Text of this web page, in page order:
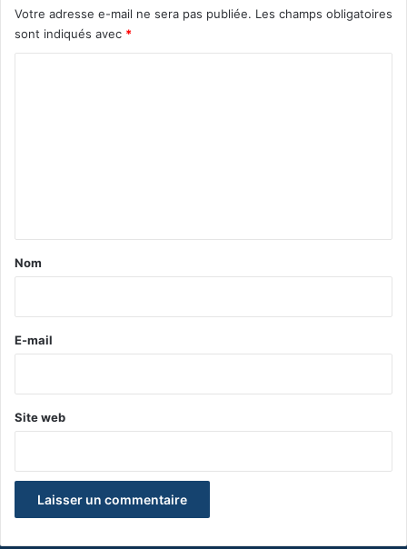
Votre adresse e-mail ne sera pas publiée. Les champs obligatoires
sont indiqués avec *
a
e
Nom
E-mail
Site web